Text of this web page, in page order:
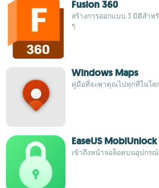
Fusion 360
สร้างการออกแบบ 3 มิติสำห
ๆ
Windows Maps
คู่มือที่จะพาคุณไปทุกที่ในโล
EaseUS
เข้าถึงหน้าจอล็อคบนอุปกร